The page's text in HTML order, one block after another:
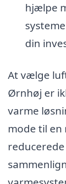
hjælpe
din
At vælge
Ørnhøj er
varme
mode til
reducerede